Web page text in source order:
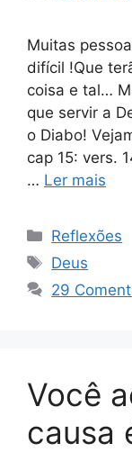
Muitas
difícil !Que
coisa e tal…
que servir a
o Diabo!
cap 15: vers.
… Ler mais
Categorias
Reflexões
Tags
Deus
29
Você
causa